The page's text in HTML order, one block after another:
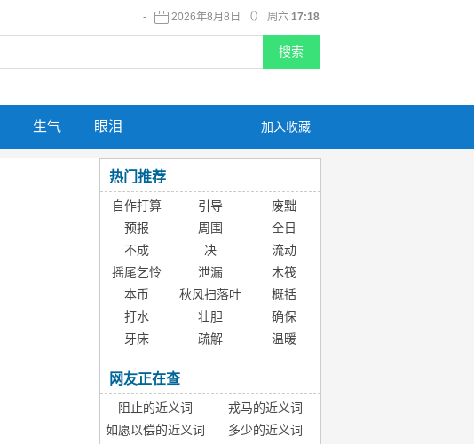
- 2026年8月8日 （） 周六 17:18
加入收藏
生气 眼泪
热门推荐
自作打算 引导
废黜
预报
周围
全日
不成
决
流动
摇尾乞怜
泄漏
木筏
本币
秋风扫落叶
概括
打水
壮胆
确保
牙床
疏解 温暖
网友正在查
阻止的近义词
戎马的近义词
如愿以偿的近义词
多少的近义词